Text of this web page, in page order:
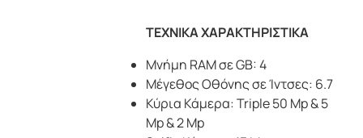
ΤΕΧΝΙΚΑ ΧΑΡΑΚΤΗΡΙΣΤΙΚΑ
Μνήμη RAM σε GB: 4
Μέγεθος Οθόνης σε Ίντσες: 6.7
Κύρια Κάμερα: Triple 50 Mp & 5
Mp & 2 Mp